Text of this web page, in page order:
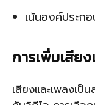
เน้นองค์ประก
การเพิ่มเสีย
เสียงและเพลงเป็